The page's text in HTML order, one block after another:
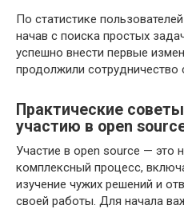
По статистике
начав с поиска простых
успешно внести первые
продолжили
Практические
участию в open
Участие в open source — это
комплексный процесс,
изучение чужих решений и
своей работы. Для начала